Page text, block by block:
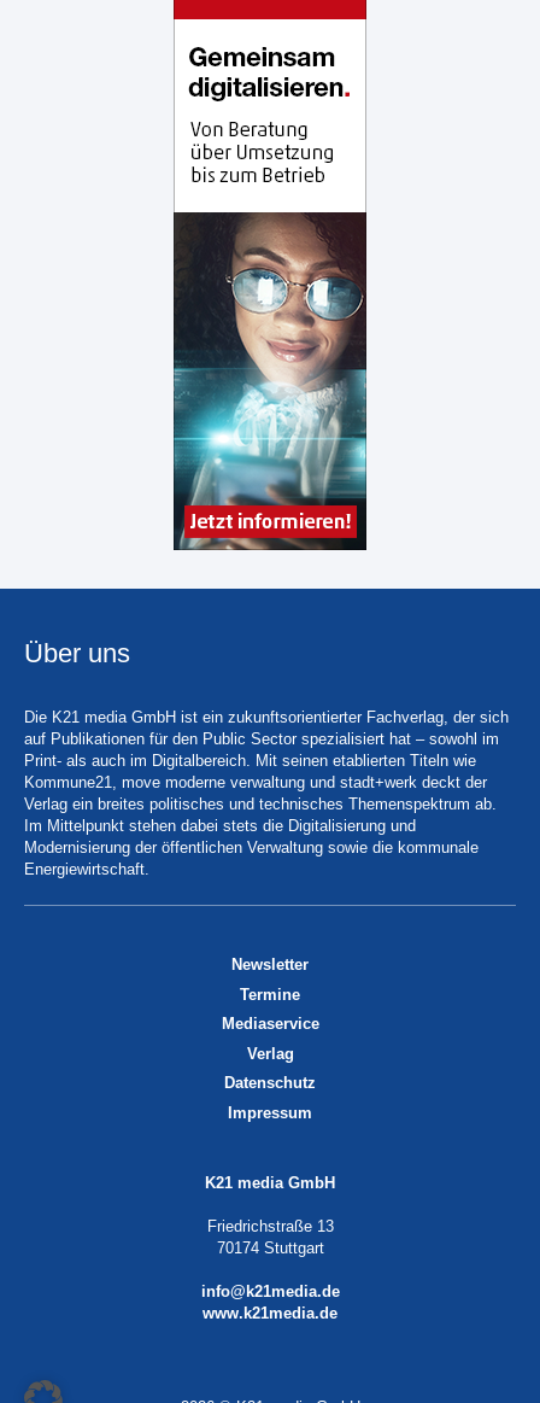
Über uns
Die K21 media GmbH ist ein zukunftsorientierter Fachverlag, der sich
auf Publikationen für den Public Sector spezialisiert hat – sowohl im
Print- als auch im Digitalbereich. Mit seinen etablierten Titeln wie
Kommune21, move moderne verwaltung und stadt+werk deckt der
Verlag ein breites politisches und technisches Themenspektrum ab.
Im Mittelpunkt stehen dabei stets die Digitalisierung und
Modernisierung der öffentlichen Verwaltung sowie die kommunale
Energiewirtschaft.
Newsletter
Termine
Mediaservice
Verlag
Datenschutz
Impressum
K21 media GmbH
Friedrichstraße 13
70174 Stuttgart
info@k21media.de
www.k21media.de